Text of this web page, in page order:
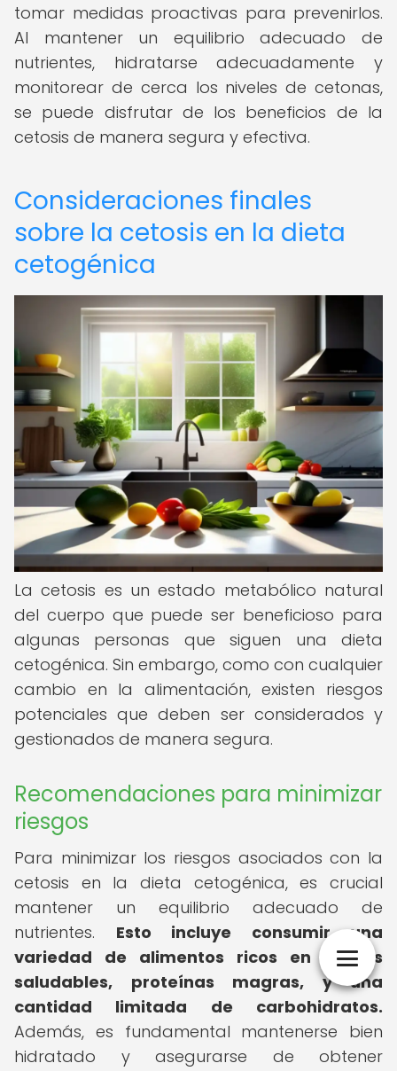
tomar medidas proactivas para prevenirlos.
Al mantener un equilibrio adecuado de
nutrientes, hidratarse adecuadamente y
monitorear de cerca los niveles de cetonas,
se puede disfrutar de los beneficios de la
cetosis de manera segura y efectiva.
Consideraciones finales
sobre la cetosis en la dieta
cetogénica
La cetosis es un estado metabólico natural
del cuerpo que puede ser beneficioso para
algunas personas que siguen una dieta
cetogénica. Sin embargo, como con cualquier
cambio en la alimentación, existen riesgos
potenciales que deben ser considerados y
gestionados de manera segura.
Recomendaciones para minimizar
riesgos
Para minimizar los riesgos asociados con la
cetosis en la dieta cetogénica, es crucial
mantener un equilibrio adecuado de
nutrientes. Esto incluye consumir una
variedad de alimentos ricos en grasas
saludables, proteínas magras, y una
cantidad limitada de carbohidratos.
Además, es fundamental mantenerse bien
hidratado y asegurarse de obtener